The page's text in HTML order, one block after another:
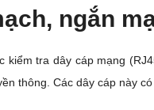
ngắn
kiểm tra dây cáp mạng
thông. Các dây cáp này